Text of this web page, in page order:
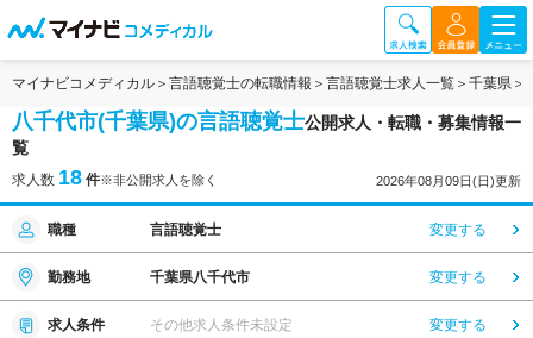
マイナビコメディカル 言語聴覚士の転職情報 言語聴覚士求人一覧 千葉県
八千代市(千葉県)の言語聴覚士公開求人・転職・募集情報一
覧
求人数 18 件※非公開求人を除く 2026年08月09日(日)更新
職種 言語聴覚士 変更する
勤務地 千葉県八千代市 変更する
求人条件 その他求人条件未設定 変更する